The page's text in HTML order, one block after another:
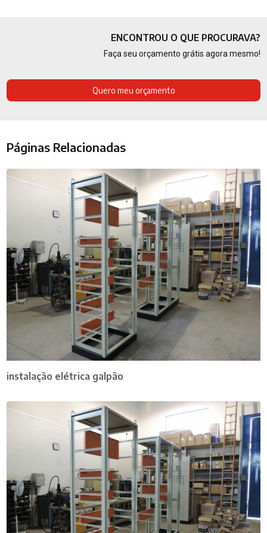
ENCONTROU O QUE PROCURAVA?
Faça seu orçamento grátis agora mesmo!
Quero meu orçamento
Páginas Relacionadas
instalação elétrica galpão